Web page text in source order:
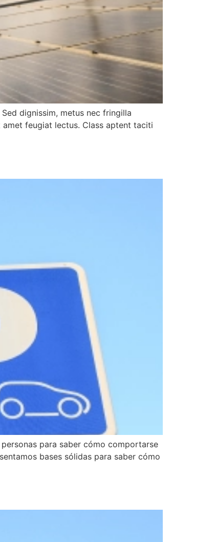
dignissim, metus nec fringilla
feugiat lectus. Class aptent taciti
para saber cómo comportarse
bases sólidas para saber cómo